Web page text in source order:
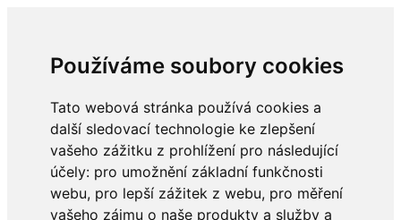
Používáme soubory cookies
Tato webová stránka používá cookies a
další sledovací technologie ke zlepšení
vašeho zážitku z prohlížení pro následující
účely: pro umožnění základní funkčnosti
webu, pro lepší zážitek z webu, pro měření
vašeho zájmu o naše produkty a služby a